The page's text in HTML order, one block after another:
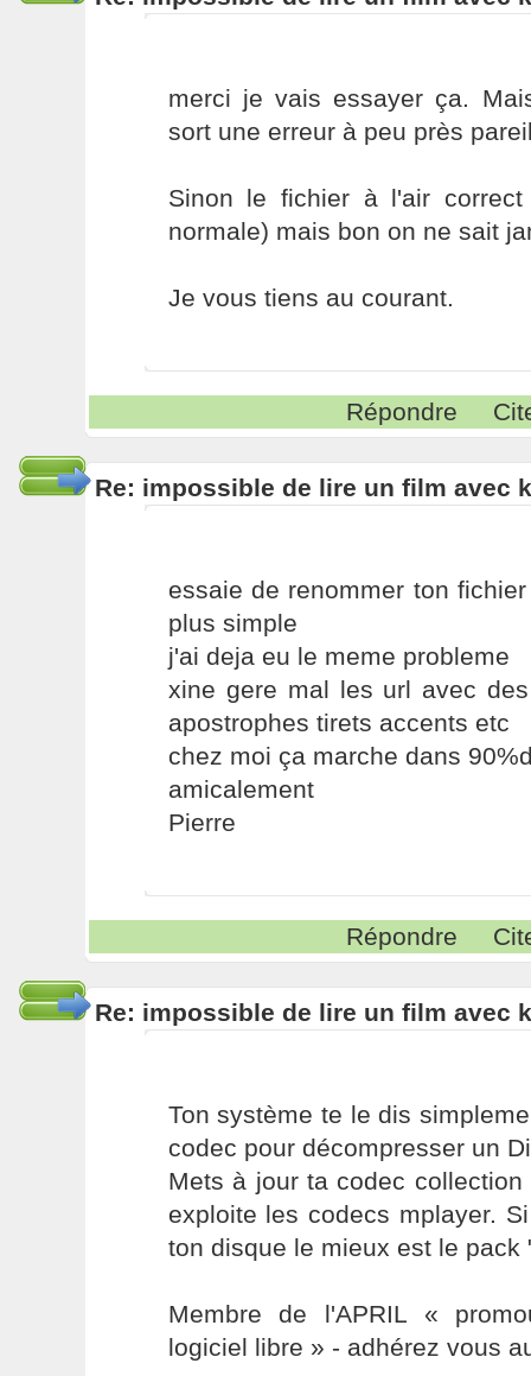
merci je vais essayer ça.
sort une erreur à peu près
Sinon le fichier à l'air
normale) mais bon on ne sait
Je vous tiens au courant.
Répondre
Re: impossible de lire un film avec
essaie de renommer ton
plus simple
j'ai deja eu le meme probleme
xine gere mal les url avec
apostrophes tirets accents etc
chez moi ça marche dans
amicalement
Pierre
Répondre
Re: impossible de lire un film avec
Ton système te le dis
codec pour décompresser un
Mets à jour ta codec
exploite les codecs mplayer.
ton disque le mieux est le pack
Membre de l'APRIL «
logiciel libre » - adhérez vous